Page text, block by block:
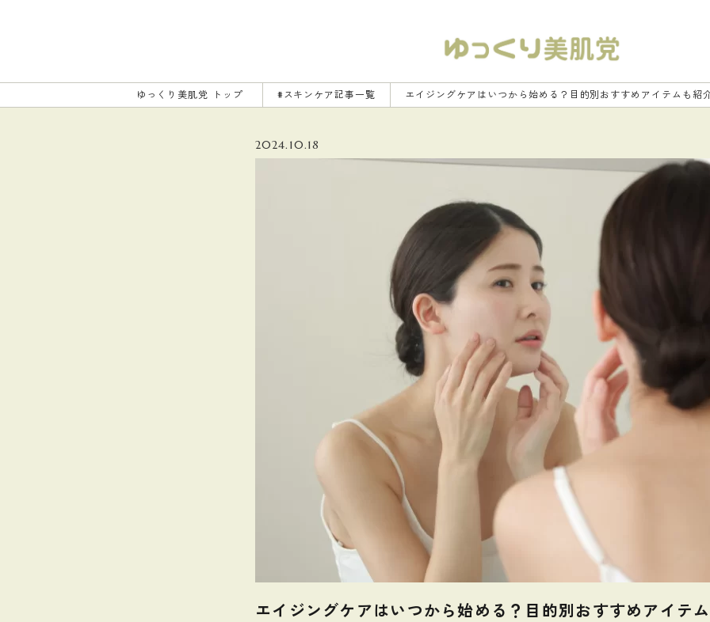
ゆっくり美肌党 トップ #スキンケア記事一覧 エイジングケアはいつから始める？目的別おすすめアイテムも紹
2024.10.18
エイジングケアはいつから始める？目的別おすすめアイテ